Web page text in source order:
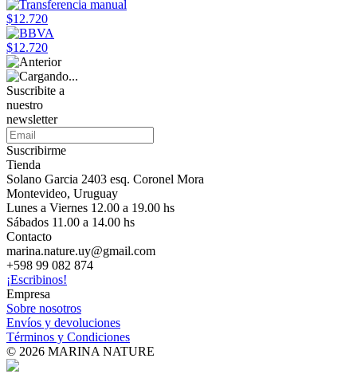
$12.720
$12.720
Suscribite a
nuestro
newsletter
Suscribirme
Tienda
Solano Garcia 2403 esq. Coronel Mora
Montevideo, Uruguay
Lunes a Viernes 12.00 a 19.00 hs
Sábados 11.00 a 14.00 hs
Contacto
marina.nature.uy@gmail.com
+598 99 082 874
¡Escribinos!
Empresa
Sobre nosotros
Envíos y devoluciones
Términos y Condiciones
© 2026 MARINA NATURE